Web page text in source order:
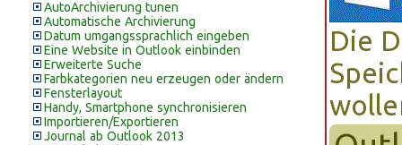
AutoArchivierung tunen
Automatische Archivierung
Datum umgangssprachlich eingeben
Eine Website in Outlook einbinden
Erweiterte Suche
Farbkategorien neu erzeugen oder ändern
Fensterlayout
Handy, Smartphone synchronisieren
Importieren/Exportieren
Journal ab Outlook 2013
Die